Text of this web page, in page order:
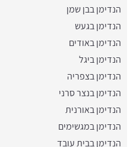
הנדימן בבן שמן
הנדימן בגעש
הנדימן באודים
הנדימן ביגל
הנדימן בצפריה
הנדימן בנצר סרני
הנדימן באורנית
הנדימן במגשימים
הנדימן בבית עובד